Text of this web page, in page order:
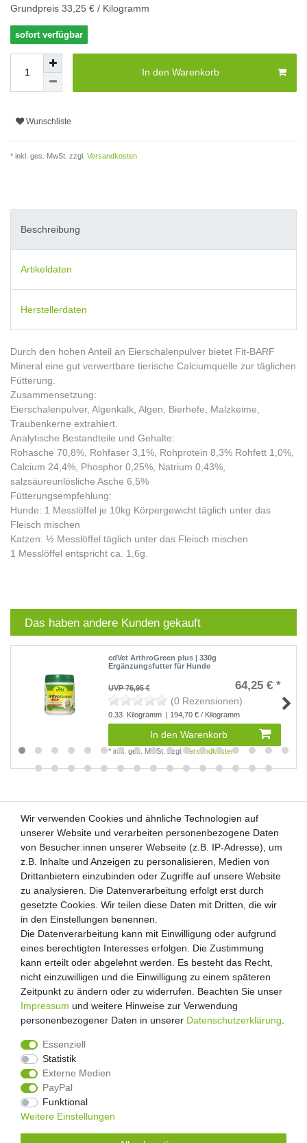
Grundpreis 33,25 € / Kilogramm
sofort verfügbar
In den Warenkorb
Wunschliste
* inkl. ges. MwSt. zzgl. Versandkosten
Beschreibung
Artikeldaten
Herstellerdaten
Durch den hohen Anteil an Eierschalenpulver bietet Fit-BARF
Mineral eine gut verwertbare tierische Calciumquelle zur täglichen
Fütterung.
Zusammensetzung:
Eierschalenpulver, Algenkalk, Algen, Bierhefe, Malzkeime,
Traubenkerne extrahiert.
Analytische Bestandteile und Gehalte:
Rohasche 70,8%, Rohfaser 3,1%, Rohprotein 8,3% Rohfett 1,0%,
Calcium 24,4%, Phosphor 0,25%, Natrium 0,43%,
salzsäureunlösliche Asche 6,5%
Fütterungsempfehlung:
Hunde: 1 Messlöffel je 10kg Körpergewicht täglich unter das
Fleisch mischen
Katzen: ½ Messlöffel täglich unter das Fleisch mischen
1 Messlöffel entspricht ca. 1,6g.
Das haben andere Kunden gekauft
cdVet ArthroGreen plus | 330g
Ergänzungsfutter für Hunde
UVP 76,95 € 64,25 € *
(0 Rezensionen)
0.33 Kilogramm | 194,70 € / Kilogramm
In den Warenkorb
*inkl. ges. MwSt. zzgl. Versandkosten
Kunden-Anfragen: info@zooheld.de
Über uns
Zahlung und Versand
Retouren
Zooheld Blog
Widerrufsrecht
Vertrag widerrufen
Geschäftsbedingungen
Impressum
Wir verwenden Cookies und ähnliche Technologien auf
unserer Website und verarbeiten personenbezogene Daten
von Besucher:innen unserer Webseite (z.B. IP-Adresse), um
z.B. Inhalte und Anzeigen zu personalisieren, Medien von
Drittanbietern einzubinden oder Zugriffe auf unsere Website
zu analysieren. Die Datenverarbeitung erfolgt erst durch
gesetzte Cookies. Wir teilen diese Daten mit Dritten, die wir
in den Einstellungen benennen.
Die Datenverarbeitung kann mit Einwilligung oder aufgrund
eines berechtigten Interesses erfolgen. Die Zustimmung
kann erteilt oder abgelehnt werden. Es besteht das Recht,
nicht einzuwilligen und die Einwilligung zu einem späteren
Zeitpunkt zu ändern oder zu widerrufen. Beachten Sie unser
Impressum und weitere Hinweise zur Verwendung
personenbezogener Daten in unserer Daten­schutz­erklärung
Essenziell
Statistik
Externe Medien
PayPal
Funktional
Weitere Einstellungen
Wir verwenden Cookies und ähnliche Technologien auf
unserer Website und verarbeiten personenbezogene Daten
von Besucher:innen unserer Webseite (z.B. IP-Adresse), um
z.B. Inhalte und Anzeigen zu personalisieren, Medien von
Drittanbietern einzubinden oder Zugriffe auf unsere Website
zu analysieren. Die Datenverarbeitung erfolgt erst durch
gesetzte Cookies. Wir teilen diese Daten mit Dritten, die wir
in den Einstellungen benennen.
Die Datenverarbeitung kann mit Einwilligung oder aufgrund
eines berechtigten Interesses erfolgen. Die Zustimmung
kann erteilt oder abgelehnt werden. Es besteht das Recht,
nicht einzuwilligen und die Einwilligung zu einem späteren
Zeitpunkt zu ändern oder zu widerrufen. Beachten Sie unser
Impressum und weitere Hinweise zur Verwendung
personenbezogener Daten in unserer Daten­schutz­erklärung
Essenziell
Statistik
Externe Medien
PayPal
Funktional
Weitere Einstellungen